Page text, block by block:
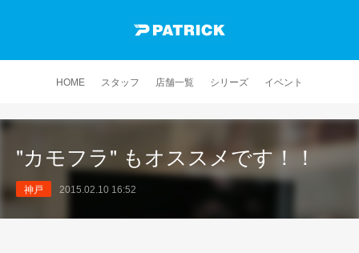
HOME スタッフ 店舗一覧 シリーズ イベント
"カモフラ" もオススメです！！
神戸 2015.02.10 16:52